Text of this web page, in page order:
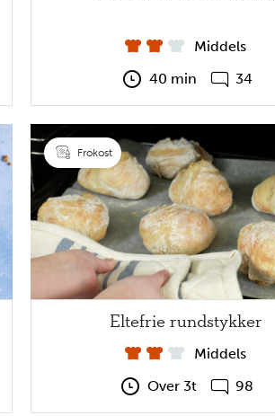
Middels
40 min
34
Frokost
Eltefrie rundstykker
Middels
Over 3t
98